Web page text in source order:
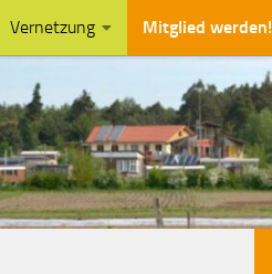
Vernetzung Mitglied werden!